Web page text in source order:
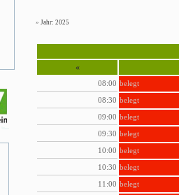
» Jahr: 2025
«
08:00 belegt
08:30 belegt
09:00 belegt
09:30 belegt
10:00 belegt
10:30 belegt
11:00 belegt